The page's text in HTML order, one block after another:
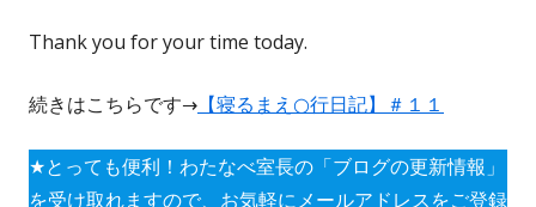
Thank you for your time today.
続きはこちらです→ 【寝るまえ○行日記】＃１１
★とっても便利！わたなべ室長の「ブログの更新情報」
を受け取れますので、お気軽にメールアドレスをご登録